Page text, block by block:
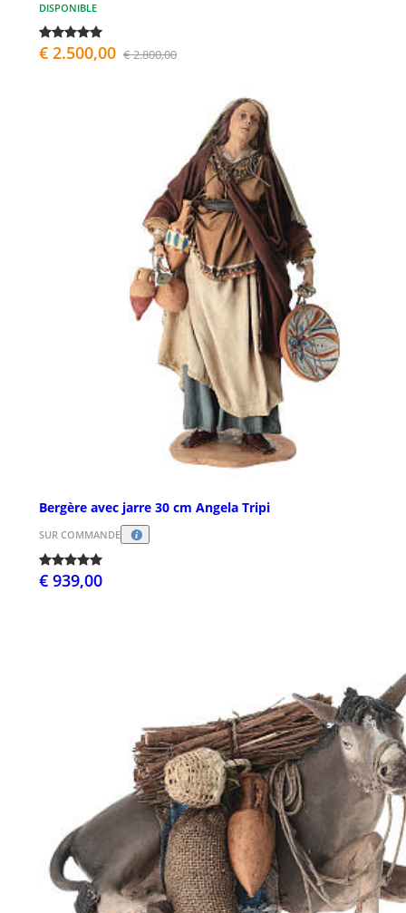
DISPONIBLE
€ 2.500,00 € 2.800,00
Bergère avec jarre 30 cm Angela Tripi
SUR COMMANDE
€ 939,00